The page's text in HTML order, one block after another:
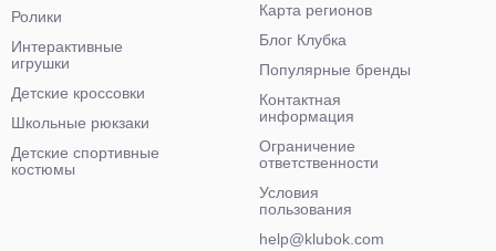
Ролики
Интерактивные
игрушки
Детские кроссовки
Школьные рюкзаки
Детские спортивные
костюмы
Карта регионов
Блог Клубка
Популярные бренды
Контактная
информация
Ограничение
ответственности
Условия
пользования
help@klubok.com